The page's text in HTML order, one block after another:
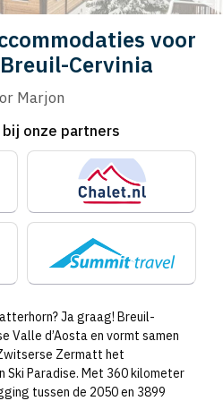
voor
Cervinia
Marjon
onze partners
Ja graag! Breuil-
Valle d’Aosta en vormt samen
Zermatt het
Ski Paradise. Met 360 kilometer
tussen de 2050 en 3899